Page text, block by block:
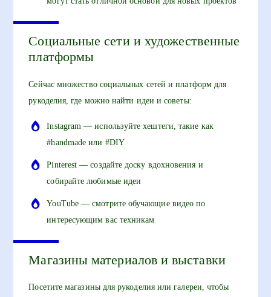
Социальные сети и художественные
платформы
Сейчас множество социальных сетей и платформ для
рукоделия, где можно найти идеи и советы:
Instagram — используйте хештеги, такие как
#handmade или #DIY
Pinterest — создайте доску вдохновения и
собирайте любимые идеи
YouTube — смотрите обучающие видео по
интересующим вас техникам
Магазины материалов и выставки
Посетите магазины для рукоделия или галереи, чтобы